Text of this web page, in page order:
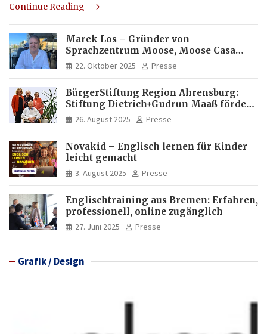
Continue Reading
Marek Los – Gründer von
Sprachzentrum Moose, Moose Casa
Italia und Apartamento Brasil |
Internationaler Experte für Bildung
22. Oktober 2025 Presse
BürgerStiftung Region Ahrensburg:
Stiftung Dietrich+Gudrun Maaß fördert
Deutschkenntnisse von Frauen
26. August 2025 Presse
Novakid – Englisch lernen für Kinder
leicht gemacht
3. August 2025 Presse
Englischtraining aus Bremen: Erfahren,
professionell, online zugänglich
27. Juni 2025 Presse
Grafik / Design